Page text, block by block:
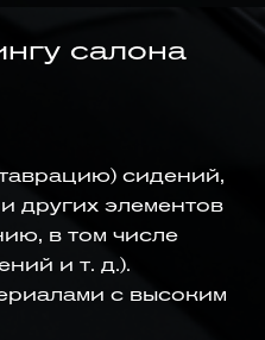
салона
сидений,
других элементов
в том числе
и т. д.).
с высоким